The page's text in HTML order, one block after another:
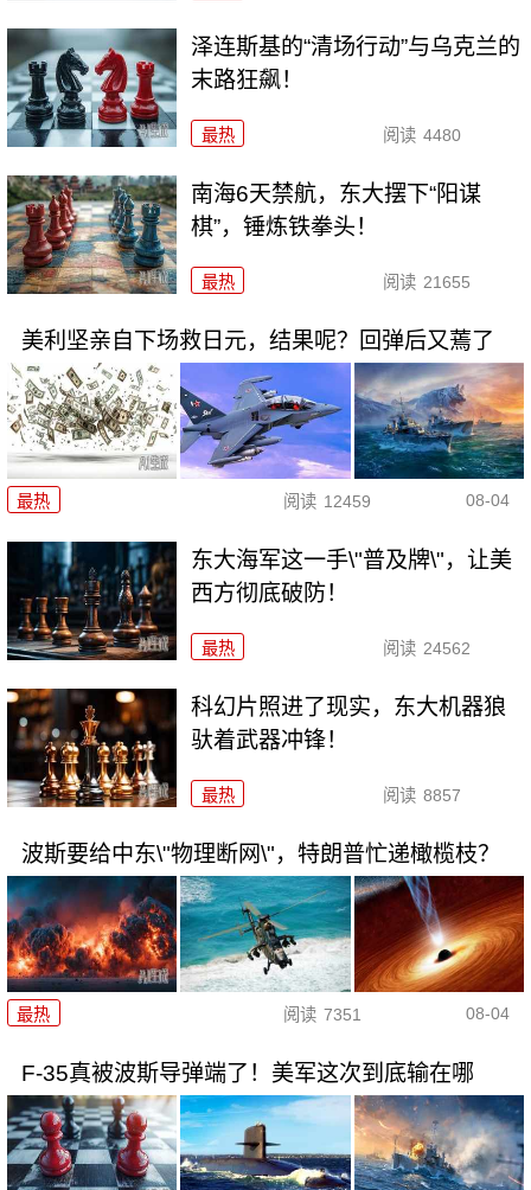
泽连斯基的“清场行动”与乌克兰的
末路狂飙！
最热 阅读 4480
南海6天禁航，东大摆下“阳谋
棋”，锤炼铁拳头！
最热 阅读 21655
美利坚亲自下场救日元，结果呢？回弹后又蔫了
最热 阅读 12459 08-04
东大海军这一手\"普及牌\"，让美
西方彻底破防！
最热 阅读 24562
科幻片照进了现实，东大机器狼
驮着武器冲锋！
最热 阅读 8857
波斯要给中东\"物理断网\"，特朗普忙递橄榄枝？
最热 阅读 7351 08-04
F-35真被波斯导弹端了！美军这次到底输在哪